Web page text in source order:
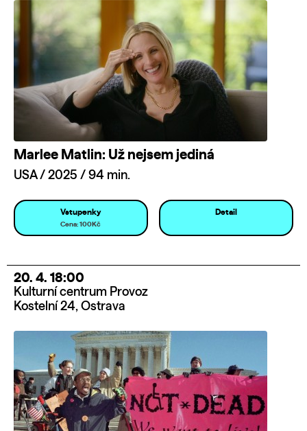
Marlee Matlin: Už nejsem jediná
USA / 2025 / 94 min.
Vstupenky
Cena: 100Kč
Detail
20. 4. 18:00
Kulturní centrum Provoz
Kostelní 24, Ostrava